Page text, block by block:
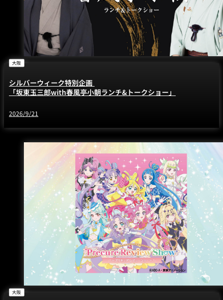
大阪
シルバーウィーク特別企画
「坂東玉三郎with春風亭小朝ランチ&トークショー」
2026/9/21
大阪